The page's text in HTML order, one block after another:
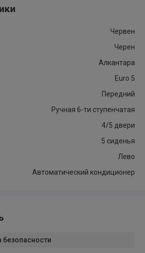
Червен
Черен
Алкантара
Euro 5
Передний
Ручная 6-ти ступенчатая
4/5 двери
5 сиденья
Лево
Автоматический кондиционер